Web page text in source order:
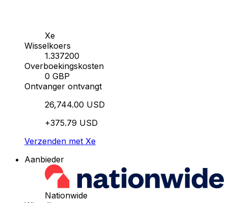
Xe
Wisselkoers
1.337200
Overboekingskosten
0 GBP
Ontvanger ontvangt
26,744.00 USD
+375.79 USD
Verzenden met Xe
Aanbieder
Nationwide